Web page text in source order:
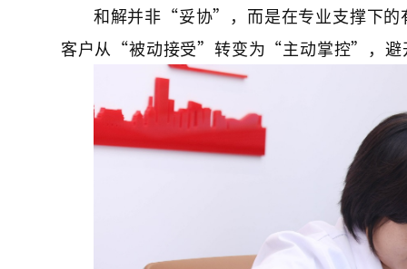
和解并非“妥协”，而是在专业支撑下的
客户从“被动接受”转变为“主动掌控”，避